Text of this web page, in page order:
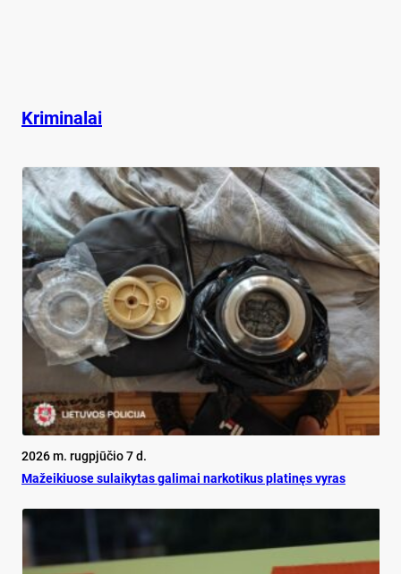
Kriminalai
2026 m. rugpjūčio 7 d.
Mažeikiuose sulaikytas galimai narkotikus platinęs vyras